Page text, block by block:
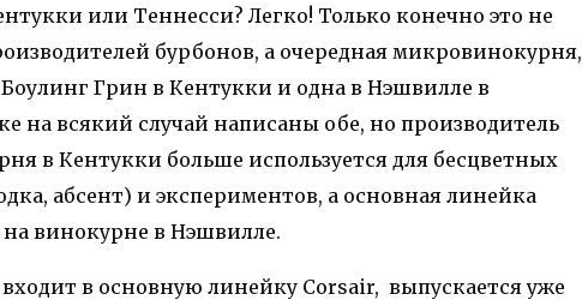
или Теннесси? Легко! Только конечно это не
бурбонов, а очередная микровинокурня,
Грин в Кентукки и одна в Нэшвилле в
на всякий случай написаны обе, но производитель
в Кентукки больше используется для бесцветных
абсент) и экспериментов, а основная линейка
винокурне в Нэшвилле.
в основную линейку Corsair, выпускается уже